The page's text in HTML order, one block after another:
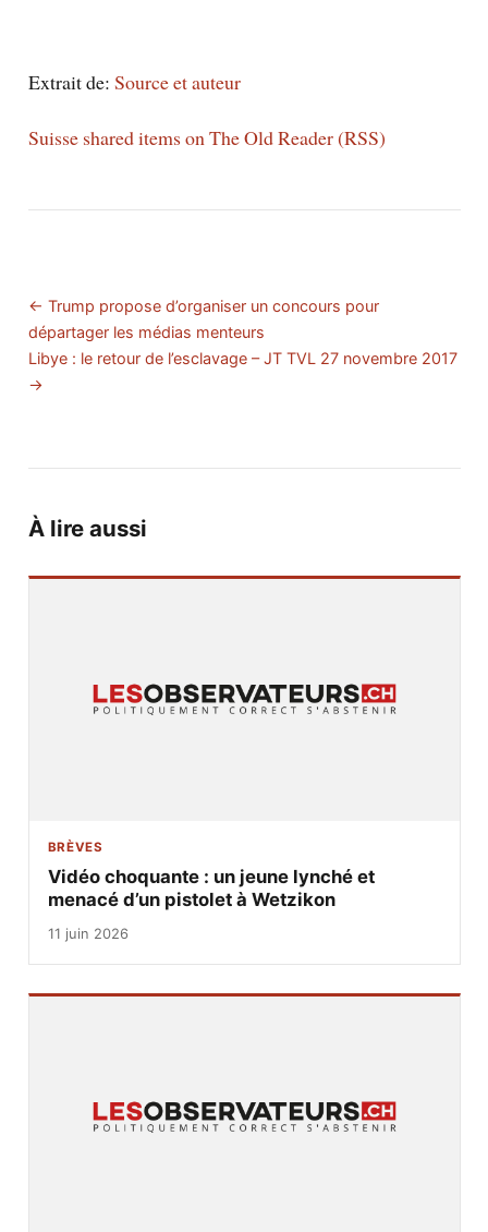
Extrait de: Source et auteur
Suisse shared items on The Old Reader (RSS)
← Trump propose d’organiser un concours pour
départager les médias menteurs
Libye : le retour de l’esclavage – JT TVL 27 novembre 2017
→
À lire aussi
BRÈVES
Vidéo choquante : un jeune lynché et
menacé d’un pistolet à Wetzikon
11 juin 2026